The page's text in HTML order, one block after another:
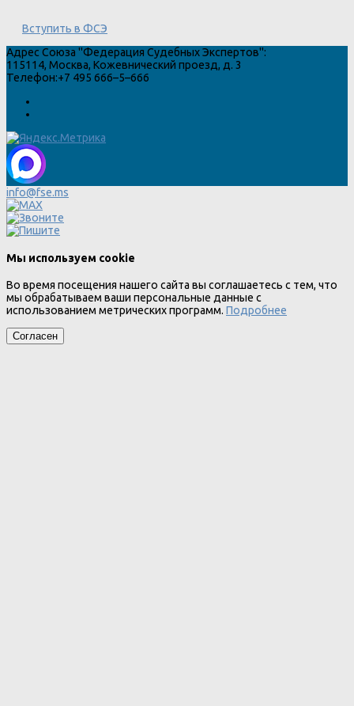
Вступить в ФСЭ
Адрес Союза "Федерация Судебных Экспертов":
115114, Москва, Кожевнический проезд, д. 3
Телефон:+7 495 666–5–666
info@fse.ms
Мы используем cookie
Во время посещения нашего сайта вы соглашаетесь с тем, что
мы обрабатываем ваши персональные данные с
использованием метрических программ. Подробнее
Согласен